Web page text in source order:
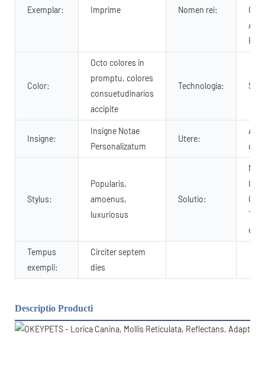
Exemplar: Imprime Nomen rei:
Color:
Octo colores in
promptu, colores
consuetudinarios
accipite
Technologia:
Insigne:
Insigne Notae
Personalizatum
Utere:
Stylus:
Popularis,
amoenus,
luxuriosus
Solutio:
T/T,
et
Tempus
exempli:
Circiter septem
dies
Descriptio Producti